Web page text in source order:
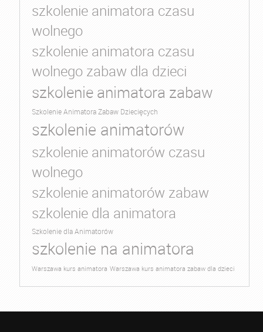
szkolenie animatora czasu
wolnego
szkolenie animatora czasu
wolnego zabaw dla dzieci
szkolenie animatora zabaw
Szkolenie Animatora Zabaw Dziecięcych
szkolenie animatorów
szkolenie animatorów czasu
wolnego
szkolenie animatorów zabaw
szkolenie dla animatora
Szkolenie dla Animatorów
szkolenie na animatora
Warszawa kurs animatora Warszawa kurs animatora zabaw dla dzieci